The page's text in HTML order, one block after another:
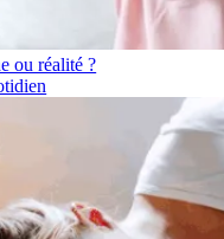
ou réalité ?